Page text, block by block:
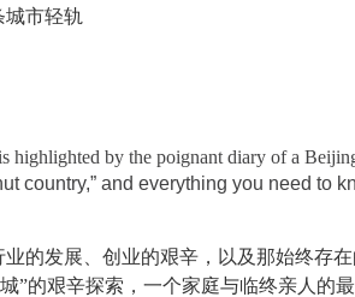
城市轻轨
highlighted by the poignant diary of a
country,” and everything you need to
的发展、创业的艰辛，以及那始终存
的艰辛探索，一个家庭与临终亲人的